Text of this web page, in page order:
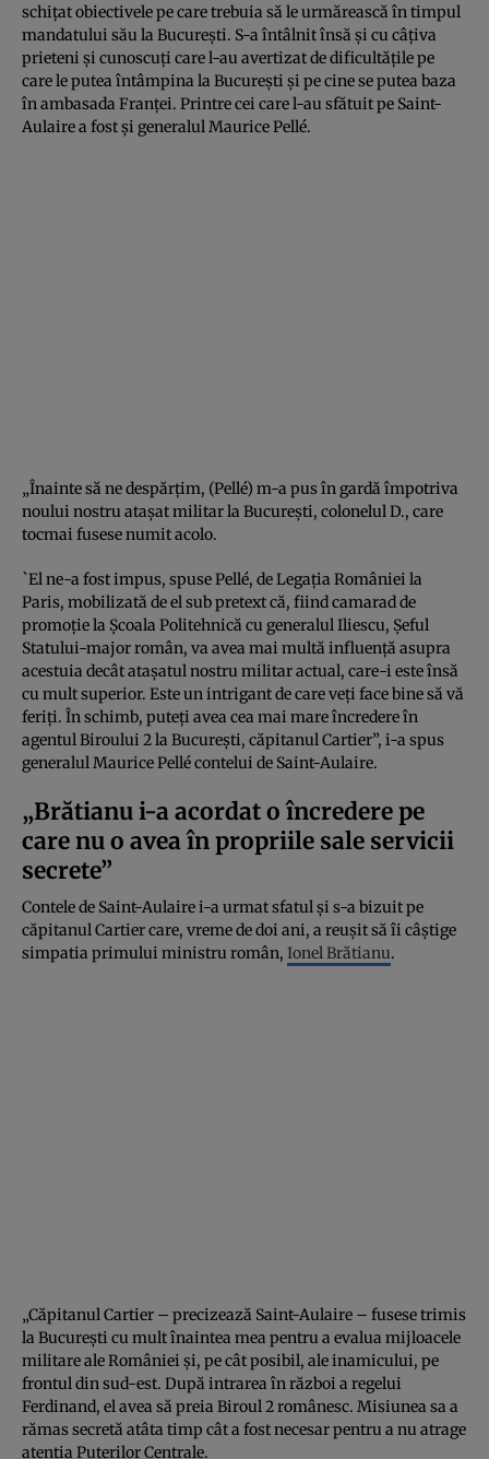
schițat obiectivele pe care trebuia să le urmărească în timpul
mandatului său la București. S-a întâlnit însă și cu câțiva
prieteni și cunoscuți care l-au avertizat de dificultățile pe
care le putea întâmpina la București și pe cine se putea baza
în ambasada Franței. Printre cei care l-au sfătuit pe Saint-
Aulaire a fost și generalul Maurice Pellé.
„Înainte să ne despărțim, (Pellé) m-a pus în gardă împotriva
noului nostru atașat militar la Bucureşti, colonelul D., care
tocmai fusese numit acolo.
`El ne-a fost impus, spuse Pellé, de Legaţia României la
Paris, mobilizată de el sub pretext că, fiind camarad de
promoție la Școala Politehnică cu generalul Iliescu, Șeful
Statului-major român, va avea mai multă influență asupra
acestuia decât atașatul nostru militar actual, care-i este însă
cu mult superior. Este un intrigant de care veți face bine să vă
feriți. În schimb, puteți avea cea mai mare încredere în
agentul Biroului 2 la Bucureşti, căpitanul Cartier”, i-a spus
generalul Maurice Pellé contelui de Saint-Aulaire.
„Brătianu i-a acordat o încredere pe
care nu o avea în propriile sale servicii
secrete”
Contele de Saint-Aulaire i-a urmat sfatul și s-a bizuit pe
căpitanul Cartier care, vreme de doi ani, a reușit să îi câștige
simpatia primului ministru român, Ionel Brătianu.
„Căpitanul Cartier – precizează Saint-Aulaire – fusese trimis
la Bucureşti cu mult înaintea mea pentru a evalua mijloacele
militare ale României şi, pe cât posibil, ale inamicului, pe
frontul din sud-est. După intrarea în război a regelui
Ferdinand, el avea să preia Biroul 2 românesc. Misiunea sa a
rămas secretă atâta timp cât a fost necesar pentru a nu atrage
atenţia Puterilor Centrale.